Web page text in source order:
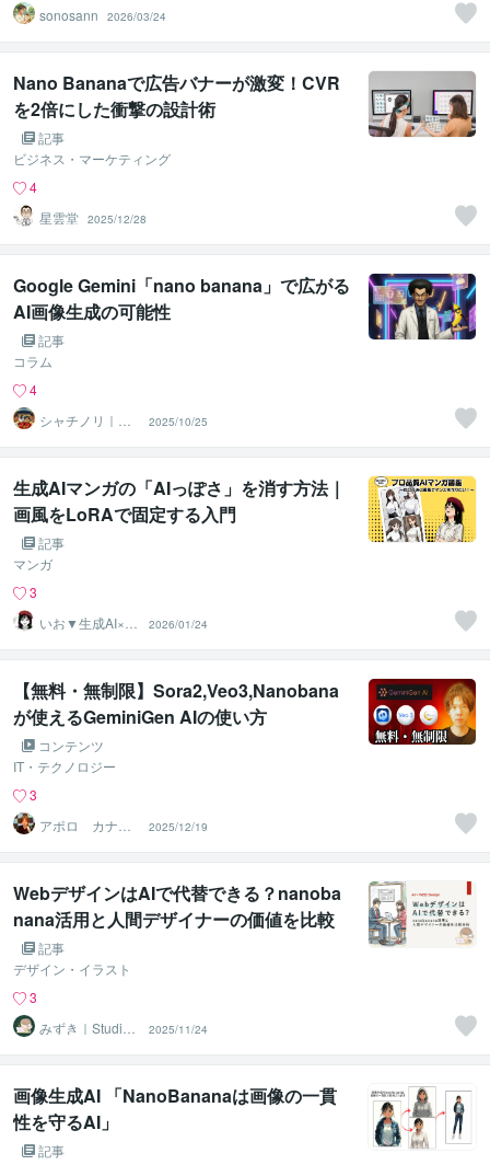
sonosann
2026/03/24
Nano Bananaで広告バナーが激変！CVR
を2倍にした衝撃の設計術
記事
ビジネス・マーケティング
4
星雲堂 2025/12/28
Google Gemini「nano banana」で広がる
AI画像生成の可能性
記事
コラム
4
シャチノリ｜OR
CA LAB代表
2025/10/25
生成AIマンガの「AIっぽさ」を消す方法｜
画風をLoRAで固定する入門
記事
マンガ
3
いお▼生成AI×漫
画
2026/01/24
【無料・無制限】Sora2,Veo3,Nanobana
が使えるGeminiGen AIの使い方
コンテンツ
IT・テクノロジー
3
アポロ カナダ
在住起業家☑️
2025/12/19
WebデザインはAIで代替できる？nanoba
nana活用と人間デザイナーの価値を比較
分析する
記事
デザイン・イラスト
3
みずき｜Studio
でのHPやLP作成
2025/11/24
画像生成AI 「NanoBananaは画像の一貫
性を守るAI」
記事